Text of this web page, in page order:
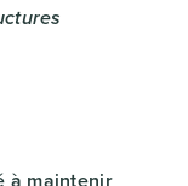
à maintenir